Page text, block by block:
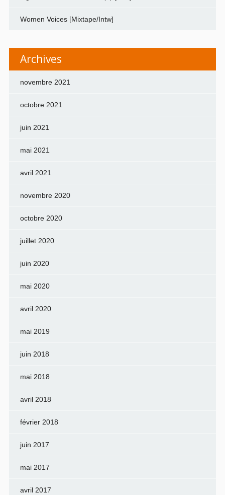
Women Voices [Mixtape/Intw]
Archives
novembre 2021
octobre 2021
juin 2021
mai 2021
avril 2021
novembre 2020
octobre 2020
juillet 2020
juin 2020
mai 2020
avril 2020
mai 2019
juin 2018
mai 2018
avril 2018
février 2018
juin 2017
mai 2017
avril 2017